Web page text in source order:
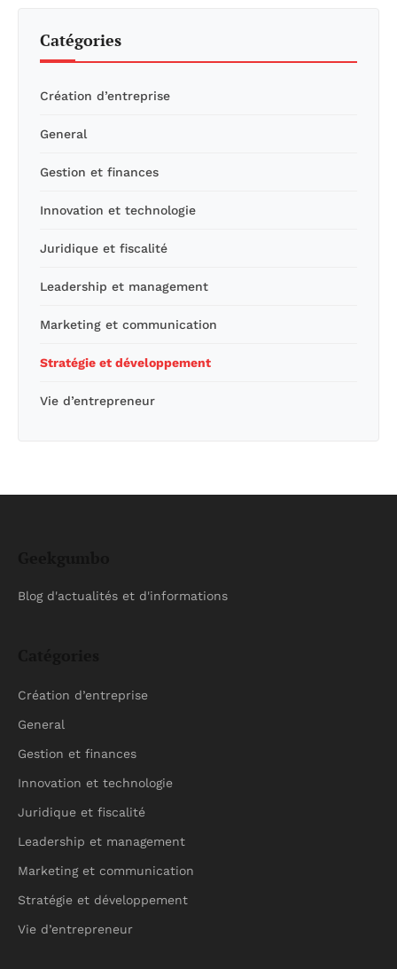
Catégories
Création d’entreprise
General
Gestion et finances
Innovation et technologie
Juridique et fiscalité
Leadership et management
Marketing et communication
Stratégie et développement
Vie d’entrepreneur
Blog d'actualités et d'informations
Création d’entreprise
General
Gestion et finances
Innovation et technologie
Juridique et fiscalité
Leadership et management
Marketing et communication
Stratégie et développement
Vie d’entrepreneur